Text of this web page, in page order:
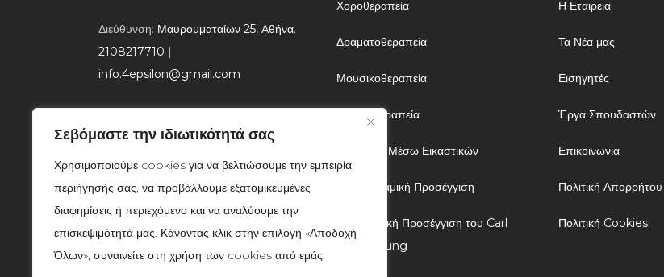
Σεβόμαστε την ιδιωτικότητά σας
Χρησιμοποιούμε cookies για να βελτιώσουμε την εμπειρία
περιήγησής σας, να προβάλλουμε εξατομικευμένες
διαφημίσεις ή περιεχόμενο και να αναλύουμε την
επισκεψιμότητά μας. Κάνοντας κλικ στην επιλογή «Αποδοχή
Όλων», συναινείτε στη χρήση των cookies από εμάς.
Διεύθυνση: Μαυρομματαίων 25, Αθήνα.
2108217710 ​ |
info.4epsilon@gmail.com
Χοροθεραπεία
Δραματοθεραπεία
Μουσικοθεραπεία
Παιγνιοθεραπεία
Θεραπεία Μέσω Εικαστικών
Ψυχοδυναμική Προσέγγιση
Η Αναλυτική Προσέγγιση του Carl
Gustav Jung
Η Εταιρεία
Τα Νέα μας
Εισηγητές
Έργα Σπουδαστών
Επικοινωνία
Πολιτική Απορρήτου
Πολιτική Cookies